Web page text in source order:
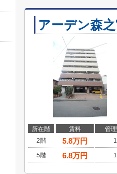
アーデン森
所在階 賃料
管
2階
5.8万円
5階 6.8万円